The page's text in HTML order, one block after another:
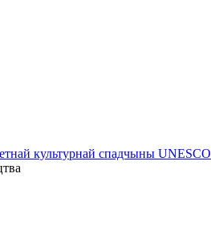
культурнай спадчыны UNESCO